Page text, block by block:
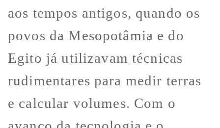
aos tempos antigos, quando os
povos da Mesopotâmia e do
Egito já utilizavam técnicas
rudimentares para medir terras
e calcular volumes. Com o